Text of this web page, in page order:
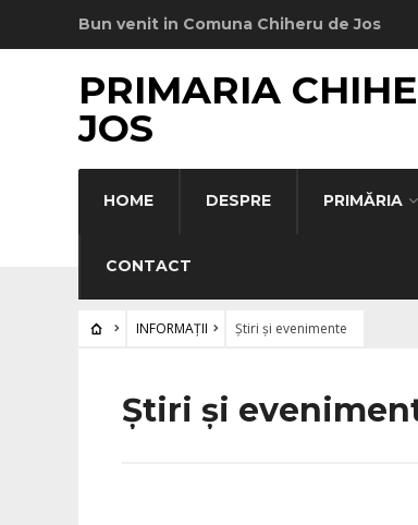
Bun venit in Comuna Chiheru de Jos
PRIMARIA
JOS
HOME DESPRE PRIMĂRIA
CONTACT
INFORMAȚII Știri și evenimente
Știri și